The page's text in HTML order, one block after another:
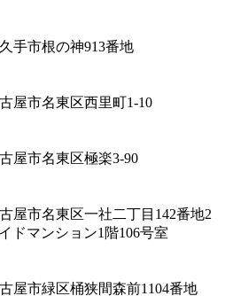
手市根の神913番地
屋市名東区西里町1-10
屋市名東区極楽3-90
屋市名東区一社二丁目142番地2
ドマンション1階106号室
屋市緑区桶狭間森前1104番地